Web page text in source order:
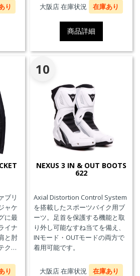
り
大阪店 在庫状況
在庫あり
商品詳細
ブリ
ャケ
に最
イナ
と肘
クタ
り
10
NEXUS 3 IN & OUT BOOTS
622
Axial Distortion Control System
を搭載したスポーツバイク用ブ
ーツ。足首を保護する機能と取
り外し可能なすね当てを備え、
INモード・OUTモードの両方で
着用可能です。
大阪店 在庫状況 在庫あり